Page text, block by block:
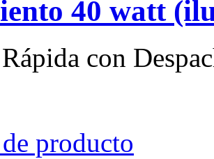
40 watt
con
producto